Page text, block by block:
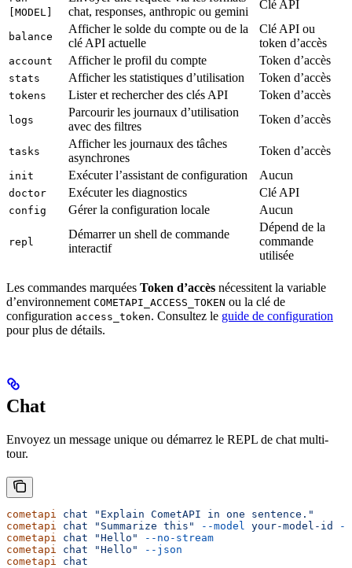
[MODEL]
chat, responses, anthropic ou gemini
Clé API
balance
Afficher le solde du compte ou de la
clé API actuelle
Clé API ou
token d’accès
account Afficher le profil du compte Token d’accès
stats Afficher les statistiques d’utilisation Token d’accès
tokens Lister et rechercher des clés API Token d’accès
logs
Parcourir les journaux d’utilisation
avec des filtres
Token d’accès
tasks
Afficher les journaux des tâches
asynchrones
Token d’accès
init Exécuter l’assistant de configuration Aucun
doctor Exécuter les diagnostics Clé API
config Gérer la configuration locale Aucun
repl
Démarrer un shell de commande
interactif
Dépend de la
commande
utilisée
Les commandes marquées Token d’accès nécessitent la variable
d’environnement COMETAPI_ACCESS_TOKEN ou la clé de
configuration access_token. Consultez le guide de configuration
pour plus de détails.
Chat
Envoyez un message unique ou démarrez le REPL de chat multi-
tour.
cometapi chat "Explain CometAPI in one sentence."
cometapi
chat "Summarize this" --model your-model-id
--
cometapi
chat "Hello"
--no-stream
cometapi
chat "Hello"
--json
cometapi
chat